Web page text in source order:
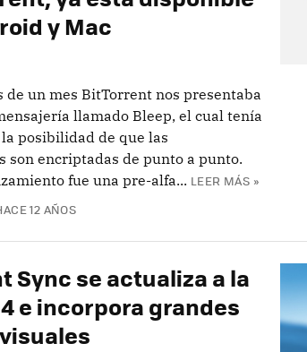
y Mac
de un mes BitTorrent nos presentaba
llamado Bleep, el cual tenía
posibilidad de que las
son encriptadas de punto a punto.
fue una pre-alfa... LEER MÁS »
12 AÑOS
Sync se actualiza a la
e incorpora grandes